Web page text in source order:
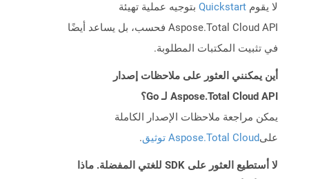
لا يقوم Quickstart بتوجيه عملية تهيئة
Aspose.Total Cloud API فحسب، بل يساعد أيضًا
في تثبيت المكتبات المطلوبة.
أين يمكنني العثور على ملاحظات إصدار
Aspose.Total Cloud API لـ Go؟
يمكن مراجعة ملاحظات الإصدار الكاملة
علىAspose.Total Cloud توثيق .
لا أستطيع العثور على SDK للغتي المفضلة. ماذا